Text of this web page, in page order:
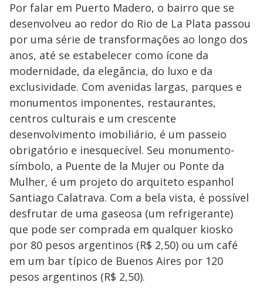
Por falar em Puerto Madero, o bairro que se
desenvolveu ao redor do Rio de La Plata passou
por uma série de transformações ao longo dos
anos, até se estabelecer como ícone da
modernidade, da elegância, do luxo e da
exclusividade. Com avenidas largas, parques e
monumentos imponentes, restaurantes,
centros culturais e um crescente
desenvolvimento imobiliário, é um passeio
obrigatório e inesquecível. Seu monumento-
símbolo, a Puente de la Mujer ou Ponte da
Mulher, é um projeto do arquiteto espanhol
Santiago Calatrava. Com a bela vista, é possível
desfrutar de uma gaseosa (um refrigerante)
que pode ser comprada em qualquer kiosko
por 80 pesos argentinos (R$ 2,50) ou um café
em um bar típico de Buenos Aires por 120
pesos argentinos (R$ 2,50).